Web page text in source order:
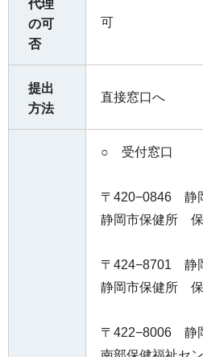
代理
の可
否
可
提出
方法
直接窓口へ
○ 受付窓口
〒420−0846 静
静岡市保健所
〒424−8701 静
静岡市保健所
〒422−8006 静